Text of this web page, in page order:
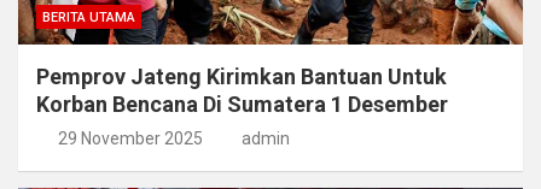
BERITA UTAMA
Pemprov Jateng Kirimkan Bantuan Untuk
Korban Bencana Di Sumatera 1 Desember
29 November 2025 admin